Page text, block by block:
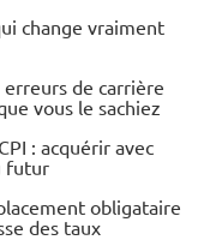
change vraiment
de carrière
vous le sachiez
: acquérir avec
futur
obligataire
des taux